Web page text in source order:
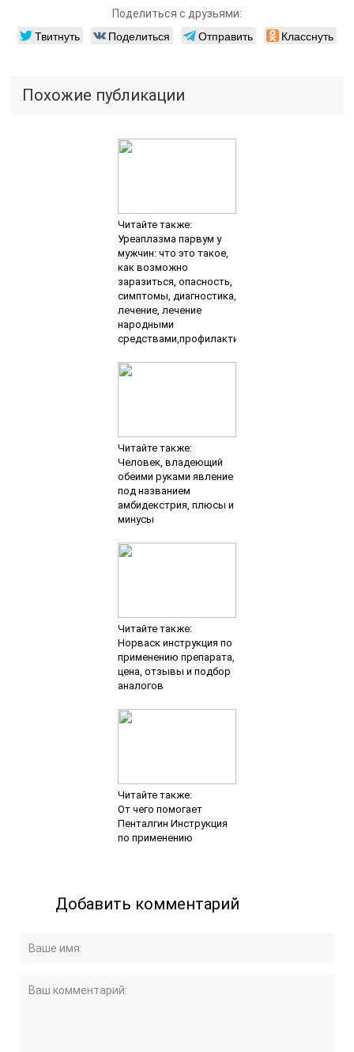
Поделиться с друзьями:
Твитнуть Поделиться Отправить Класснуть
Похожие публикации
Читайте также:
Уреаплазма парвум у
мужчин: что это такое,
как возможно
заразиться, опасность,
симптомы, диагностика,
лечение, лечение
народными
средствами,профилактика
Читайте также:
Человек, владеющий
обеими руками явление
под названием
амбидекстрия, плюсы и
минусы
Читайте также:
Норваск инструкция по
применению препарата,
цена, отзывы и подбор
аналогов
Читайте также:
От чего помогает
Пенталгин Инструкция
по применению
Добавить комментарий